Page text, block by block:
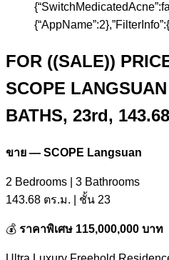
FOR ((SALE))
SCOPE
BATHS, 23rd,
ขาย — SCOPE Langsuan
2 Bedrooms | 3 Bathrooms
143.68 ตร.ม. | ชั้น 23
💰 ราคาพิเศษ 115,000,000 บาท